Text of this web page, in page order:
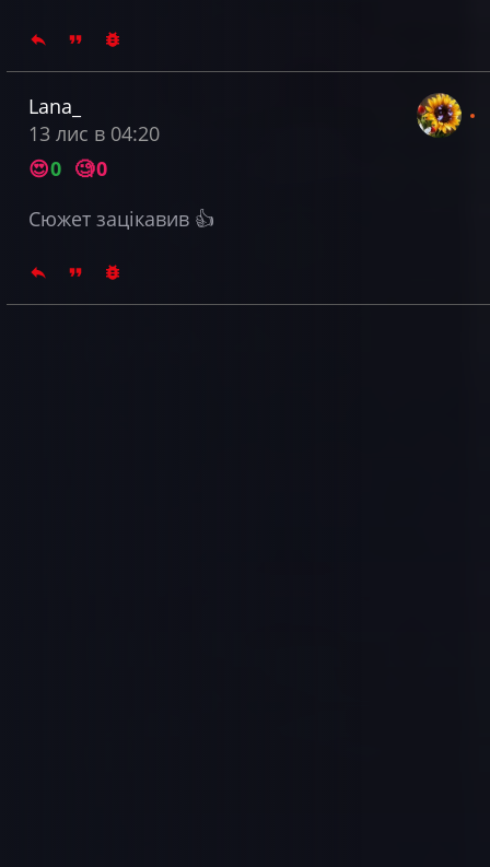
Lana_
13 лис в 04:20
😍0 🧐0
Сюжет зацікавив 👍